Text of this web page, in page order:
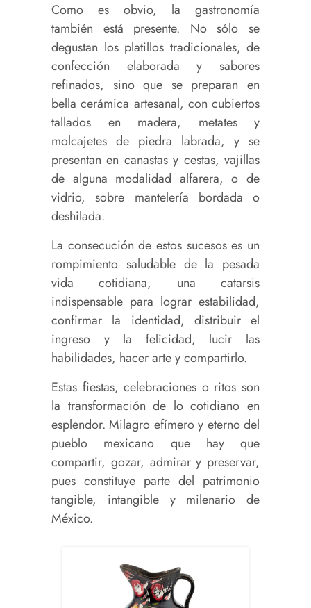
Como es obvio, la gastronomía
también está presente. No sólo se
degustan los platillos tradicionales, de
confección elaborada y sabores
refinados, sino que se preparan en
bella cerámica artesanal, con cubiertos
tallados en madera, metates y
molcajetes de piedra labrada, y se
presentan en canastas y cestas, vajillas
de alguna modalidad alfarera, o de
vidrio, sobre mantelería bordada o
deshilada.
La consecución de estos sucesos es un
rompimiento saludable de la pesada
vida cotidiana, una catarsis
indispensable para lograr estabilidad,
confirmar la identidad, distribuir el
ingreso y la felicidad, lucir las
habilidades, hacer arte y compartirlo.
Estas fiestas, celebraciones o ritos son
la transformación de lo cotidiano en
esplendor. Milagro efímero y eterno del
pueblo mexicano que hay que
compartir, gozar, admirar y preservar,
pues constituye parte del patrimonio
tangible, intangible y milenario de
México.